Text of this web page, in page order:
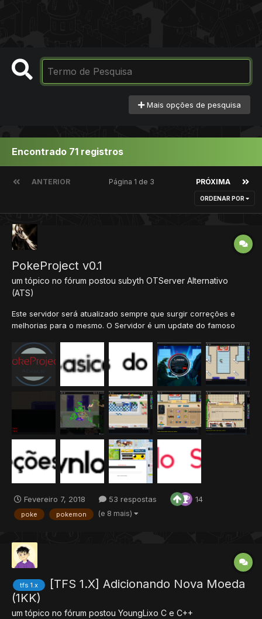
Mais opções de pesquisa
Encontrado 71 registros
ANTERIOR PRÓXIMA
Página 1 de 3
ORDENAR POR
PokeProject v0.1
um tópico no fórum postou subyth OTServer Alternativo
(ATS)
Este servidor será atualizado sempre que surgir correções e
melhorias para o mesmo. O Servidor é um update do famoso
Estou postando para que toda a comunidade do xTibia ajude
com o projeto. Ele é livre para todos, peço apenas q...
Fevereiro 7, 2018 53 respostas 14
poke pokemon (e 8 mais)
tfs 1.x
[TFS 1.X] Adicionando Nova Moeda
(1KK)
um tópico no fórum postou YoungLixo C e C++